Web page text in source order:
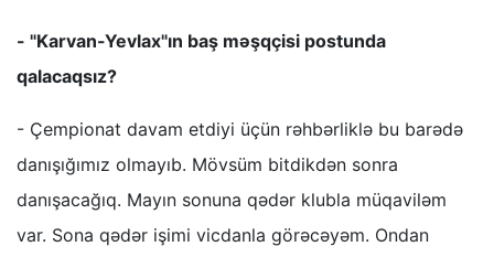
- "Karvan-Yevlax"ın baş məşqçisi postunda
qalacaqsız?
- Çempionat davam etdiyi üçün rəhbərliklə bu barədə
danışığımız olmayıb. Mövsüm bitdikdən sonra
danışacağıq. Mayın sonuna qədər klubla müqaviləm
var. Sona qədər işimi vicdanla görəcəyəm. Ondan